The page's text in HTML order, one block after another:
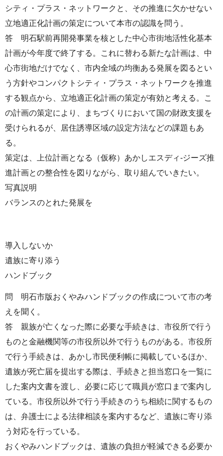
シティ・プラス・ネットワークと、その推進に欠かせない
立地適正化計画の策定について本市の認識を問う。
答 明石駅前再開発事業を核とした中心市街地活性化基本
計画が今年度で終了する。これに替わる新たな計画は、中
心市街地だけでなく、市内全域の均衡ある発展を図るとい
う方針やコンパクトシティ・プラス・ネットワークを推進
する観点から、立地適正化計画の策定が有効と考える。こ
の計画の策定により、まちづくりにおいて国の財政支援を
受けられるが、居住誘導区域の設定方法などの課題もあ
る。
策定は、上位計画となる（仮称）あかしエスディ-ジーズ推
進計画との整合性を図りながら、取り組んでいきたい。
写真説明
バランスのとれた発展を
導入しないか
遺族に寄り添う
ハンドブック
問 明石市版おくやみハンドブックの作成について市の考
えを聞く。
答 親族が亡くなった際に必要な手続きは、市役所で行う
ものと金融機関等の市役所以外で行うものがある。市役所
で行う手続きは、あかし市民便利帳に掲載しているほか、
遺族が死亡届を提出する際は、手続きと担当窓口を一覧に
した案内文書を渡し、必要に応じて職員が窓口まで案内し
ている。市役所以外で行う手続きのうち相続に関するもの
は、弁護士による法律相談を案内するなど、遺族に寄り添
う対応を行っている。
おくやみハンドブックは、遺族の負担が軽減できる必要か